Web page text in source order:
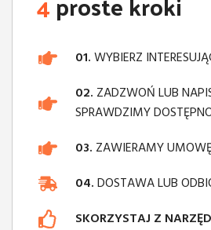
01.WYBIERZ
02. ZADZWOŃ LUB
SPRAWDZIMY
03. ZAWIERAMY
04.DOSTAWA LUB
SKORZYSTAJ Z